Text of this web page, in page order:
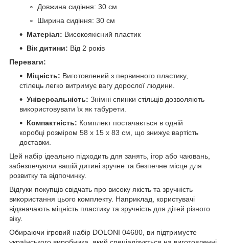
Довжина сидіння: 30 см
Ширина сидіння: 30 см
Матеріал: Високоякісний пластик
Вік дитини: Від 2 років
Переваги:
Міцність: Виготовлений з первинного пластику,
стілець легко витримує вагу дорослої людини.
Універсальність: Знімні спинки стільців дозволяють
використовувати їх як табурети.
Компактність: Комплект постачається в одній
коробці розміром 58 х 15 х 83 см, що знижує вартість
доставки.
Цей набір ідеально підходить для занять, ігор або чаювань,
забезпечуючи вашій дитині зручне та безпечне місце для
розвитку та відпочинку.
Відгуки покупців свідчать про високу якість та зручність
використання цього комплекту. Наприклад, користувачі
відзначають міцність пластику та зручність для дітей різного
віку.
Обираючи ігровий набір DOLONI 04680, ви підтримуєте